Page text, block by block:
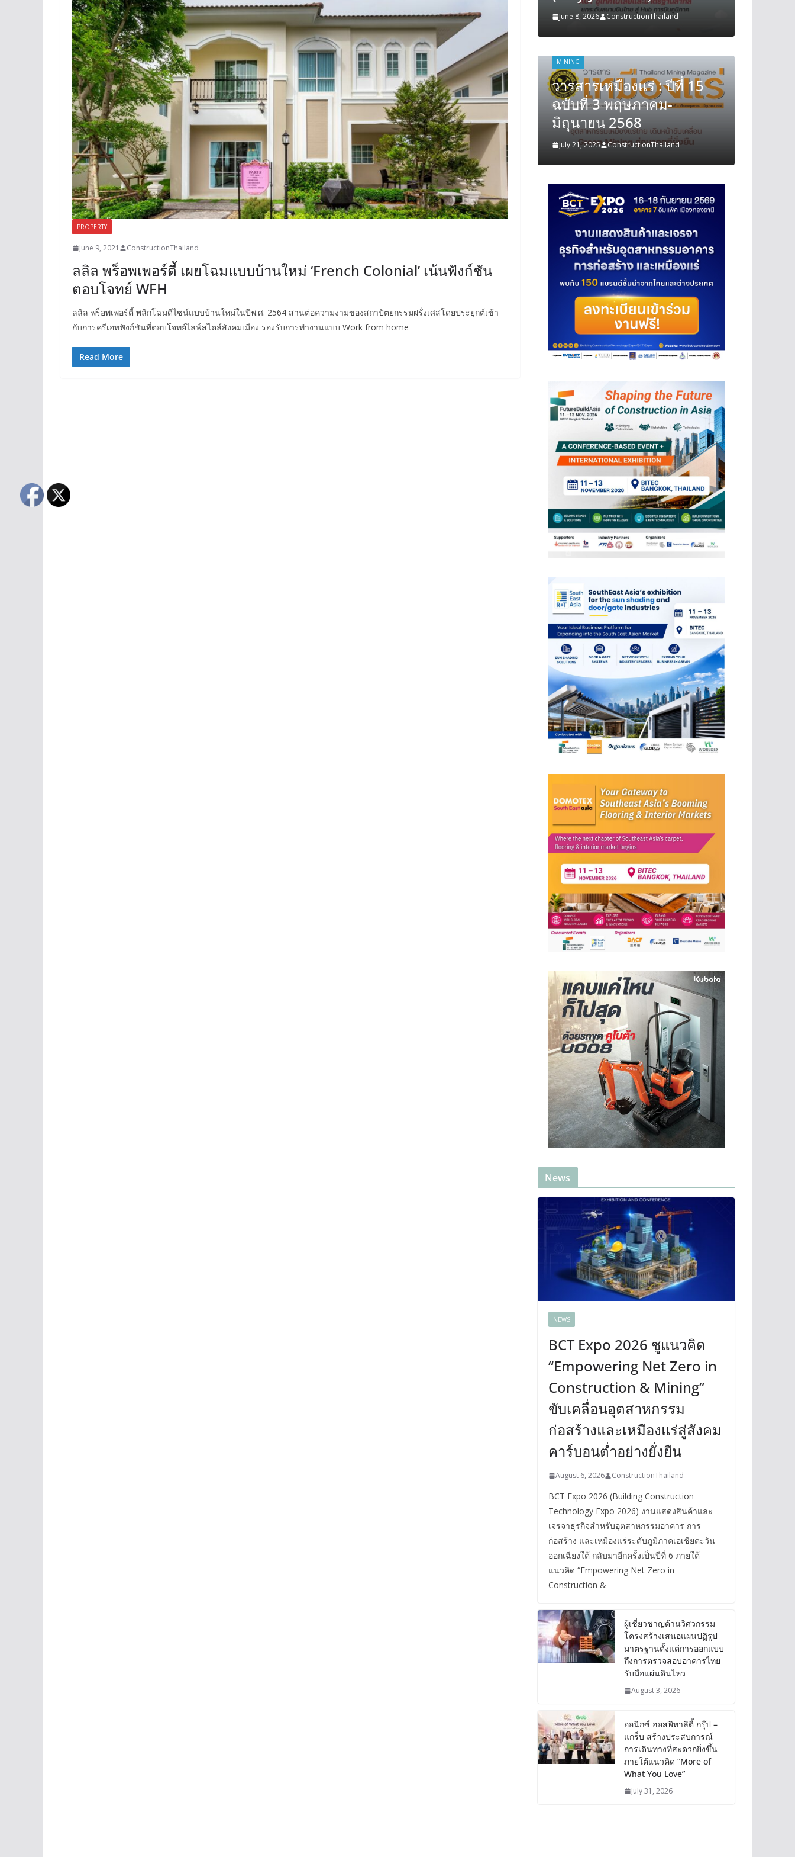
PROPERTY
June 9, 2021 ConstructionThailand
ลลิล พร็อพเพอร์ตี้ เผยโฉมแบบบ้านใหม่ ‘French Colonial’ เน้นฟังก์ชัน
ตอบโจทย์ WFH
ลลิล พร็อพเพอร์ตี้ พลิกโฉมดีไซน์แบบบ้านใหม่ในปีพ.ศ. 2564 สานต่อความงามของสถาปัตยกรรมฝรั่งเศสโดยประยุกต์เข้า
กับการครีเอทฟังก์ชันที่ตอบโจทย์ไลฟ์สไตล์สังคมเมือง รองรับการทำงานแบบ Work from home
Read More
June 8, 2026 ConstructionThailand June 8, 2026 ConstructionThailand
MINING
วารสารเหมืองแร่ : ปีที่ 15
ฉบับที่ 3 พฤษภาคม-
มิถุนายน 2568
July 21, 2025 ConstructionThailand
MINING
วารสารเหมืองแร่ : ปีที่ 15
ฉบับที่ 3 พฤษภาคม-
มิถุนายน 2568
July 21, 2025 ConstructionThailand
News
NEWS
BCT Expo 2026 ชูแนวคิด
“Empowering Net Zero in
Construction & Mining”
ขับเคลื่อนอุตสาหกรรม
ก่อสร้างและเหมืองแร่สู่สังคม
คาร์บอนต่ำอย่างยั่งยืน
August 6, 2026 ConstructionThailand
BCT Expo 2026 (Building Construction
Technology Expo 2026) งานแสดงสินค้าและ
เจรจาธุรกิจสำหรับอุตสาหกรรมอาคาร การ
ก่อสร้าง และเหมืองแร่ระดับภูมิภาคเอเชียตะวัน
ออกเฉียงใต้ กลับมาอีกครั้งเป็นปีที่ 6 ภายใต้
แนวคิด “Empowering Net Zero in
Construction &
ผู้เชี่ยวชาญด้านวิศวกรรม
โครงสร้างเสนอแผนปฏิรูป
มาตรฐานตั้งแต่การออกแบบ
ถึงการตรวจสอบอาคารไทย
รับมือแผ่นดินไหว
August 3, 2026
ออนิกซ์ ฮอสพิทาลิตี้ กรุ๊ป –
แกร็บ สร้างประสบการณ์
การเดินทางที่สะดวกยิ่งขึ้น
ภายใต้แนวคิด “More of
What You Love”
July 31, 2026